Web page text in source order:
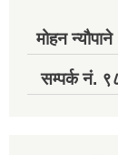
मोहन न्यौपाने
सम्पर्क नं.